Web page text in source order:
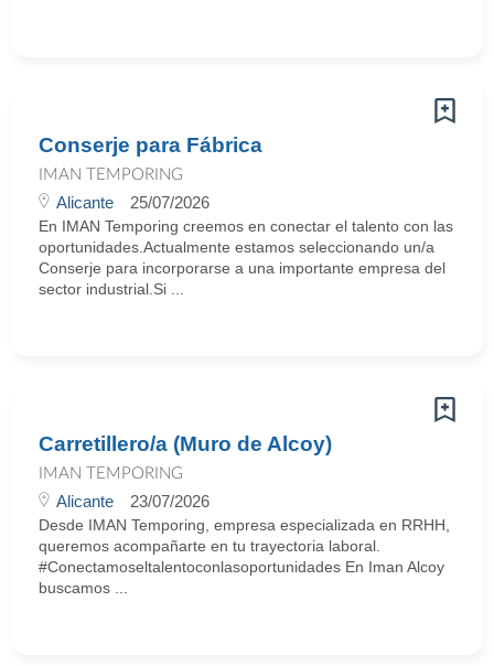
Conserje para Fábrica
IMAN TEMPORING
Alicante 25/07/2026
En IMAN Temporing creemos en conectar el talento con las
oportunidades.Actualmente estamos seleccionando un/a
Conserje para incorporarse a una importante empresa del
sector industrial.Si ...
Carretillero/a (Muro de Alcoy)
IMAN TEMPORING
Alicante 23/07/2026
Desde IMAN Temporing, empresa especializada en RRHH,
queremos acompañarte en tu trayectoria laboral.
#Conectamoseltalentoconlasoportunidades En Iman Alcoy
buscamos ...